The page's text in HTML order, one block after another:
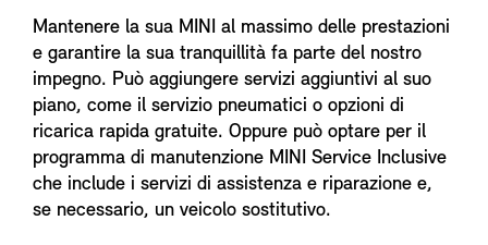
Mantenere la sua MINI al massimo delle prestazioni
e garantire la sua tranquillità fa parte del nostro
impegno. Può aggiungere servizi aggiuntivi al suo
piano, come il servizio pneumatici o opzioni di
ricarica rapida gratuite. Oppure può optare per il
programma di manutenzione MINI Service Inclusive
che include i servizi di assistenza e riparazione e,
se necessario, un veicolo sostitutivo.